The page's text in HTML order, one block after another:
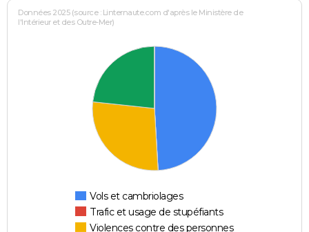
Données 2025 (source : Linternaute.com d'après le Ministère de
l'Intérieur et des Outre-Mer)
Vols et cambriolages
Trafic et usage de stupéfiants
Violences contre des personnes